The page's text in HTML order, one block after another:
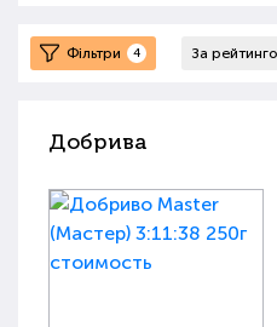
Фільтри 4
Добрива